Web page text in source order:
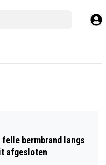
bermbrand langs
afgesloten